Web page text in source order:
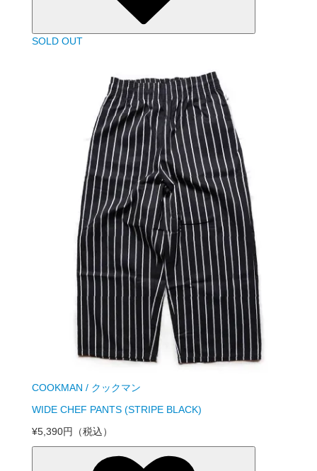
SOLD OUT
COOKMAN / クックマン
WIDE CHEF PANTS (STRIPE BLACK)
¥5,390円
（税込）